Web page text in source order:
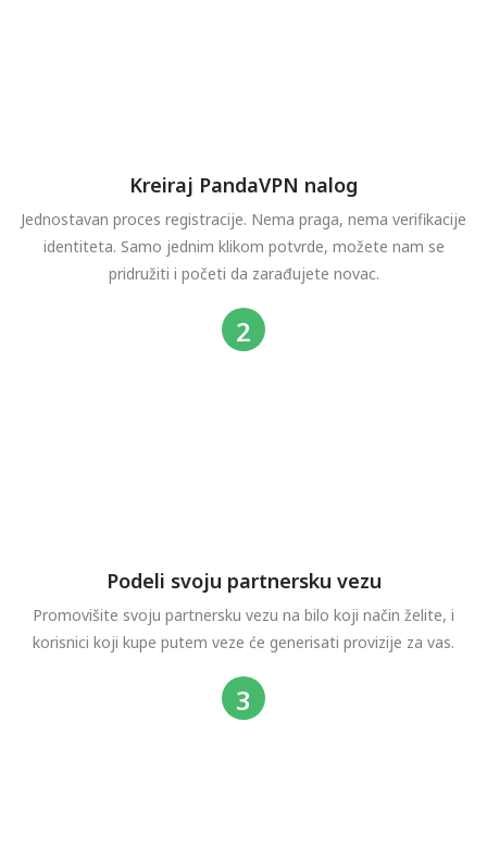
Kreiraj PandaVPN nalog
Jednostavan proces registracije. Nema praga, nema verifikacije
identiteta. Samo jednim klikom potvrde, možete nam se
pridružiti i početi da zarađujete novac.
Podeli svoju partnersku vezu
Promovišite svoju partnersku vezu na bilo koji način želite, i
korisnici koji kupe putem veze će generisati provizije za vas.